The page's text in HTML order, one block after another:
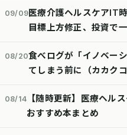
09/09医療介護ヘルスケアIT
目標上方修正、投資で
08/20食べログが「イノベー
てしまう前に（カカク
08/14
【随時更新】医療ヘル
おすすめ本まとめ